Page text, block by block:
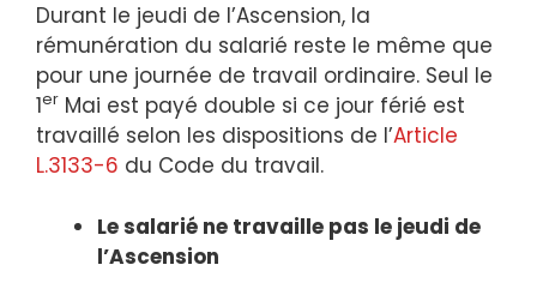
Durant le jeudi de l’Ascension, la
rémunération du salarié reste le même que
pour une journée de travail ordinaire. Seul le
1er Mai est payé double si ce jour férié est
travaillé selon les dispositions de l’Article
L.3133-6 du Code du travail.
Le salarié ne travaille pas le jeudi de
l’Ascension